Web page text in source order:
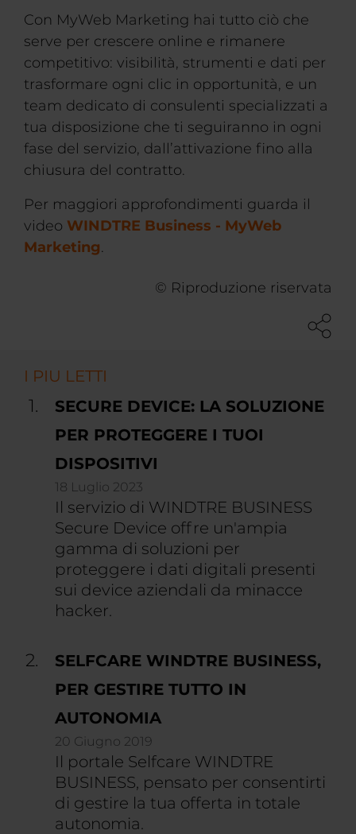
Con MyWeb Marketing hai tutto ciò che
serve per crescere online e rimanere
competitivo: visibilità, strumenti e dati per
trasformare ogni clic in opportunità, e un
team dedicato di consulenti specializzati a
tua disposizione che ti seguiranno in ogni
fase del servizio, dall’attivazione fino alla
chiusura del contratto.
Per maggiori approfondimenti guarda il
video WINDTRE Business - MyWeb
Marketing.
© Riproduzione riservata
I PIU LETTI
SECURE DEVICE: LA SOLUZIONE
PER PROTEGGERE I TUOI
DISPOSITIVI
18 Luglio 2023
Il servizio di WINDTRE BUSINESS
Secure Device offre un'ampia
gamma di soluzioni per
proteggere i dati digitali presenti
sui device aziendali da minacce
hacker.
SELFCARE WINDTRE BUSINESS,
PER GESTIRE TUTTO IN
AUTONOMIA
20 Giugno 2019
Il portale Selfcare WINDTRE
BUSINESS, pensato per consentirti
di gestire la tua offerta in totale
autonomia.